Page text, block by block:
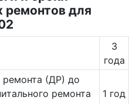
ремонтов для
3
года
ремонта (ДР) до
ремонта
1 год